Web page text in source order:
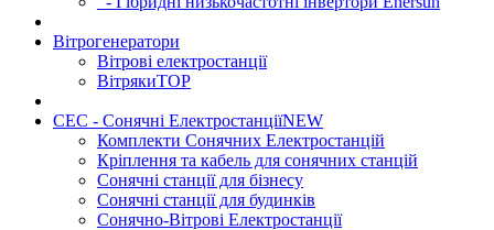
Вітрогенератори
Вітрові електростанції
ВітрякиTOP
СЕС - Сонячні ЕлектростанціїNEW
Комплекти Сонячних Електростанцій
Кріплення та кабель для сонячних станцій
Сонячні станції для бізнесу
Сонячні станції для будинків
Сонячно-Вітрові Електростанції